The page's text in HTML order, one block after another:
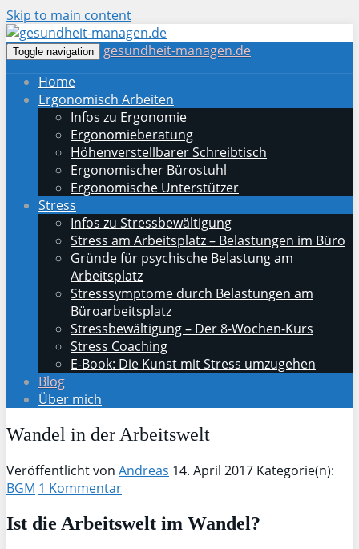
Skip to main content
Toggle navigation
gesundheit-managen.de
Home
Ergonomisch Arbeiten
Infos zu Ergonomie
Ergonomieberatung
Höhenverstellbarer Schreibtisch
Ergonomischer Bürostuhl
Ergonomische Unterstützer
Stress
Infos zu Stressbewältigung
Stress am Arbeitsplatz – Belastungen im Büro
Gründe für psychische Belastung am
Arbeitsplatz
Stresssymptome durch Belastungen am
Büroarbeitsplatz
Stressbewältigung – Der 8-Wochen-Kurs
Stress Coaching
E-Book: Die Kunst mit Stress umzugehen
Blog
Über mich
Wandel in der Arbeitswelt
Veröffentlicht von Andreas 14. April 2017 Kategorie(n):
BGM 1 Kommentar
Ist die Arbeitswelt im Wandel?